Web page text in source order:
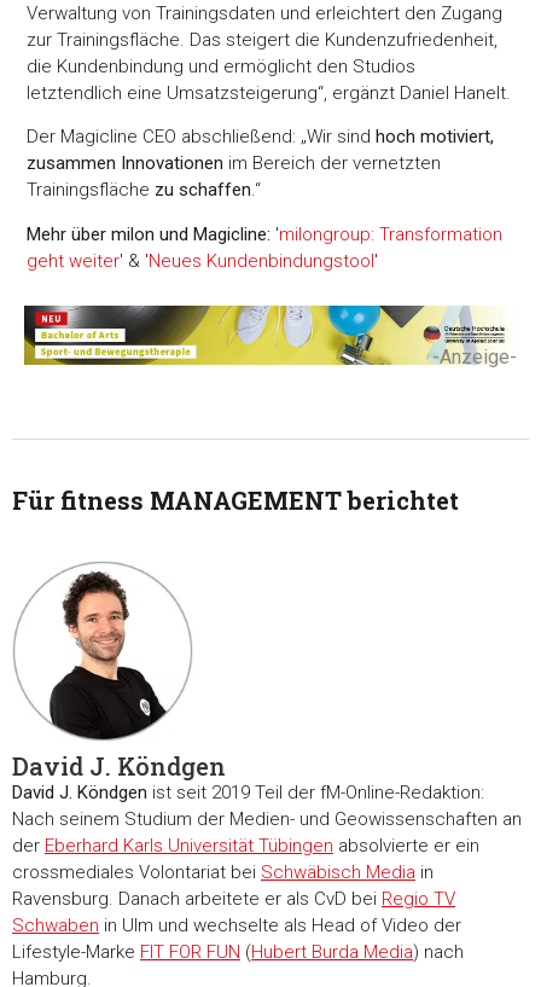
Zustimmung Details Über
Verwaltung von Trainingsdaten und erleichtert den Zugang
zur Trainingsfläche. Das steigert die Kundenzufriedenheit,
die Kundenbindung und ermöglicht den Studios
letztendlich eine Umsatzsteigerung“, ergänzt Daniel Hanelt.
Der Magicline CEO abschließend: „Wir sind hoch motiviert,
zusammen Innovationen im Bereich der vernetzten
Trainingsfläche zu schaffen.“
Mehr über milon und Magicline: 'milongroup: Transformation
geht weiter' & 'Neues Kundenbindungstool'
-Anzeige-
Für fitness MANAGEMENT berichtet
David J. Köndgen
David J. Köndgen ist seit 2019 Teil der fM-Online-Redaktion:
Nach seinem Studium der Medien- und Geowissenschaften an
der Eberhard Karls Universität Tübingen absolvierte er ein
crossmediales Volontariat bei Schwäbisch Media in
Ravensburg. Danach arbeitete er als CvD bei Regio TV
Schwaben in Ulm und wechselte als Head of Video der
Lifestyle-Marke FIT FOR FUN (Hubert Burda Media) nach
Hamburg.